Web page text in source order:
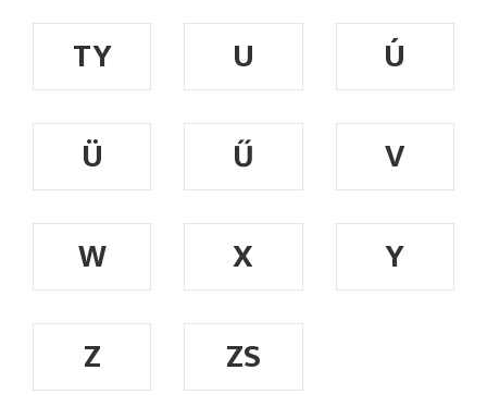
TY
U
Ú
Ü
Ű
V
W
X
Y
Z
ZS